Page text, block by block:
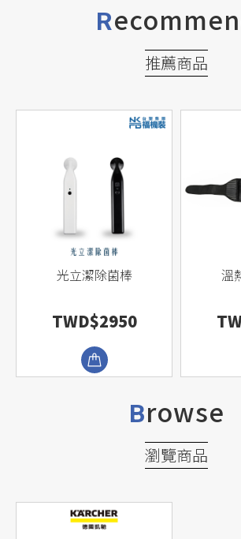
R
推薦商品
光立潔除菌棒
TWD$2950
溫
Browse
瀏覽商品